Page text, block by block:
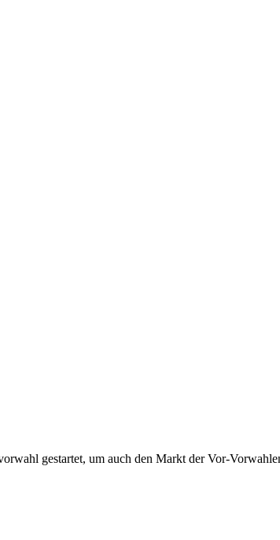
gestartet, um auch den Markt der Vor-